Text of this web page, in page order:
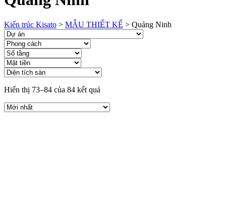
Kiến trúc Kisato > MẪU THIẾT KẾ > Quảng Ninh
Hiển thị 73–84 của 84 kết quả